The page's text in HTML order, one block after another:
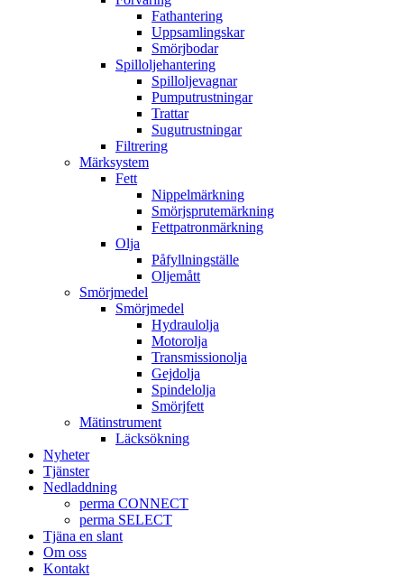
Fathantering
Uppsamlingskar
Smörjbodar
Spilloljehantering
Spilloljevagnar
Pumputrustningar
Trattar
Sugutrustningar
Filtrering
Märksystem
Fett
Nippelmärkning
Smörjsprutemärkning
Fettpatronmärkning
Olja
Påfyllningställe
Oljemått
Smörjmedel
Smörjmedel
Hydraulolja
Motorolja
Transmissionolja
Gejdolja
Spindelolja
Smörjfett
Mätinstrument
Läcksökning
Nyheter
Tjänster
Nedladdning
perma CONNECT
perma SELECT
Tjäna en slant
Om oss
Kontakt